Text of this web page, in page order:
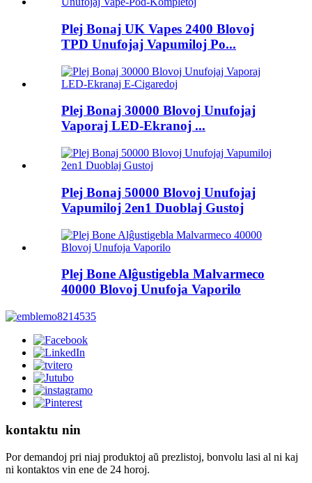
Plej Bonaj UK Vapes 2400 Blovoj
TPD Unufojaj Vapumiloj Po...
Plej Bonaj 30000 Blovoj Unufojaj
Vaporaj LED-Ekranoj ...
Plej Bonaj 50000 Blovoj Unufojaj
Vapumiloj 2en1 Duoblaj Gustoj
Plej Bone Alĝustigebla Malvarmeco
40000 Blovoj Unufoja Vaporilo
kontaktu nin
Por demandoj pri niaj produktoj aŭ prezlistoj, bonvolu lasi al ni kaj
ni kontaktos vin ene de 24 horoj.